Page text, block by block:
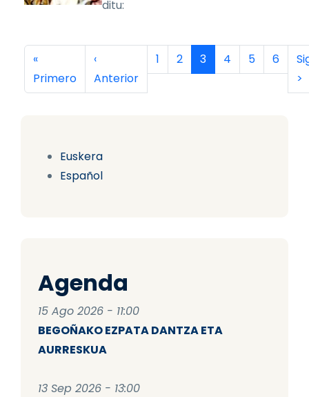
Euskera
Español
Agenda
15 Ago 2026 - 11:00
BEGOÑAKO EZPATA DANTZA ETA
AURRESKUA
13 Sep 2026 - 13:00
ditu:
Paginación
Primera página
«
Primero
Página anterior
‹
Anterior
Página
1 Página
2 Página actual
3 Página
4 Página
5 Página
6
>